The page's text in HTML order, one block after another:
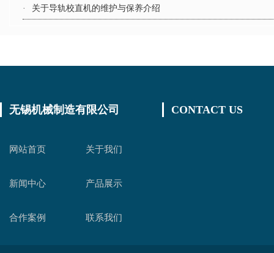
· 关于导轨校直机的维护与保养介绍
无锡机械制造有限公司
网站首页 关于我们
新闻中心 产品展示
合作案例 联系我们
CONTACT US